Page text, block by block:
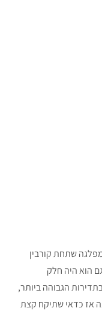
שתחת קורבין
הוא היה חלק
הגבוהה ביותר,
שהשמרנים בשלטון קרוב ל-13 שנה אז כדאי שתיקח קצת